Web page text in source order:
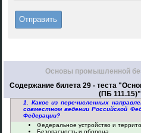
Основы промышленной
Содержание билета 29 - теста
(ПБ
1. Какое из перечисленных
совместном ведении Российской
Федерации?
Федеральное устройство и
Безопасность и оборона